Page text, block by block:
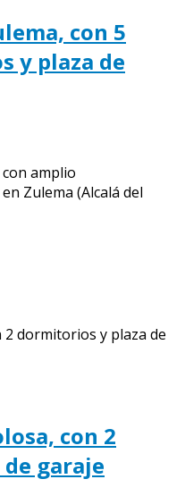
con 5
y plaza de
amplio
Zulema (Alcalá del
con 2
garaje